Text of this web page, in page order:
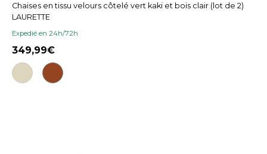
Chaises en tissu velours côtelé vert kaki et bois clair (lot de 2)
LAURETTE
Expedié en 24h/72h
349,99